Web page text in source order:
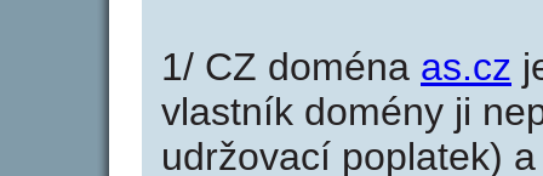
1/ CZ doména as.cz
vlastník domény ji
udržovací poplatek)